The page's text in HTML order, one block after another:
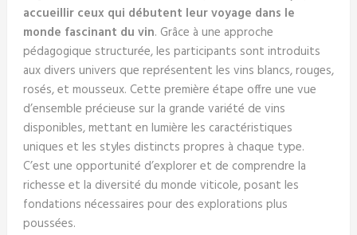
accueillir ceux qui débutent leur voyage dans le
monde fascinant du vin. Grâce à une approche
pédagogique structurée, les participants sont introduits
aux divers univers que représentent les vins blancs, rouges,
rosés, et mousseux. Cette première étape offre une vue
d’ensemble précieuse sur la grande variété de vins
disponibles, mettant en lumière les caractéristiques
uniques et les styles distincts propres à chaque type.
C’est une opportunité d’explorer et de comprendre la
richesse et la diversité du monde viticole, posant les
fondations nécessaires pour des explorations plus
poussées.